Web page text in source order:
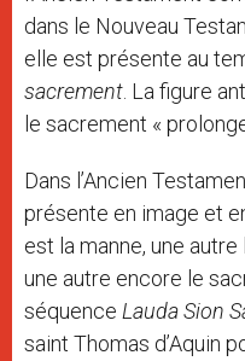
dans le Nouveau
elle est présente au
sacrement . La figure
le sacrement «
Dans l’Ancien
présente en image et
est la manne, une
une autre encore le
séquence Lauda Sion
saint Thomas d’Aquin